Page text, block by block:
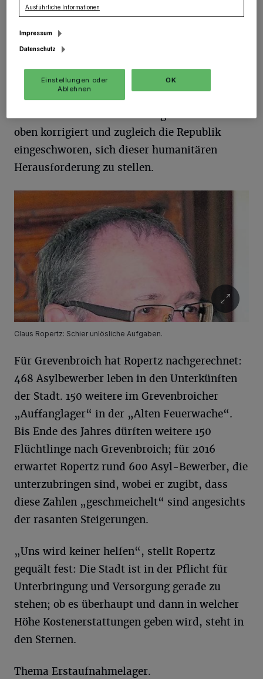
B
undes-Innenminister Thomas de
Maizière hat Mitte der Woche die Zahl
oben korrigiert und zugleich die Republik
eingeschworen, sich dieser humanitären
Herausforderung zu stellen.
Claus Ropertz: Schier unlösliche Aufgaben.
Für Grevenbroich hat Ropertz nachgerechnet:
468 Asylbewerber leben in den Unterkünften
der Stadt. 150 weitere im Grevenbroicher
„Auffanglager“ in der „Alten Feuerwache“.
Bis Ende des Jahres dürften weitere 150
Flüchtlinge nach Grevenbroich; für 2016
erwartet Ropertz rund 600 Asyl-Bewerber, die
unterzubringen sind, wobei er zugibt, dass
diese Zahlen „geschmeichelt“ sind angesichts
der rasanten Steigerungen.
„Uns wird keiner helfen“, stellt Ropertz
gequält fest: Die Stadt ist in der Pflicht für
Unterbringung und Versorgung gerade zu
stehen; ob es überhaupt und dann in welcher
Höhe Kostenerstattungen geben wird, steht in
den Sternen.
Thema Erstaufnahmelager.
Ausführliche Informationen
Impressum
Datenschutz
Einstellungen oder
Ablehnen
OK